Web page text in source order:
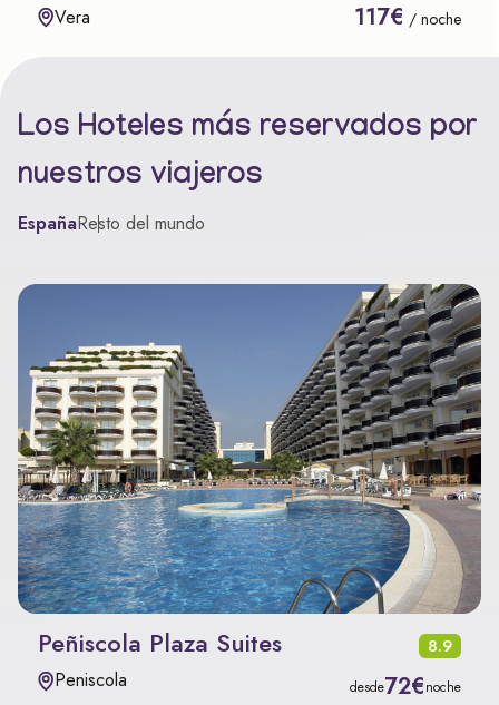
Vera 117€ / noche
Los Hoteles más reservados por
nuestros viajeros
EspañaResto del mundo
Peñiscola Plaza Suites 8.9
Peniscola desde72€noche